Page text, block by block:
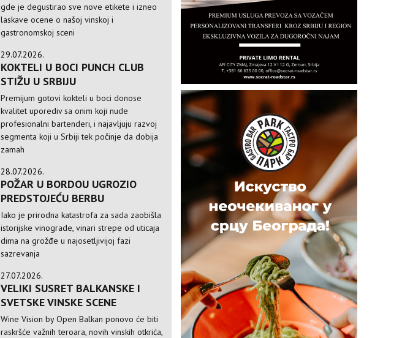
gde je degustirao sve nove etikete i izneo
laskave ocene o našoj vinskoj i
gastronomskoj sceni
29.07.2026.
KOKTELI U BOCI PUNCH CLUB
STIŽU U SRBIJU
Premijum gotovi kokteli u boci donose
kvalitet uporediv sa onim koji nude
profesionalni bartenderi, i najavljuju razvoj
segmenta koji u Srbiji tek počinje da dobija
zamah
28.07.2026.
POŽAR U BORDOU UGROZIO
PREDSTOJEĆU BERBU
Iako je prirodna katastrofa za sada zaobišla
istorijske vinograde, vinari strepe od uticaja
dima na grožđe u najosetljivijoj fazi
sazrevanja
27.07.2026.
VELIKI SUSRET BALKANSKE I
SVETSKE VINSKE SCENE
Wine Vision by Open Balkan ponovo će biti
raskršće važnih teroara, novih vinskih otkrića,